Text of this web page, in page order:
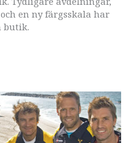
en ny färgsskala har
butik.